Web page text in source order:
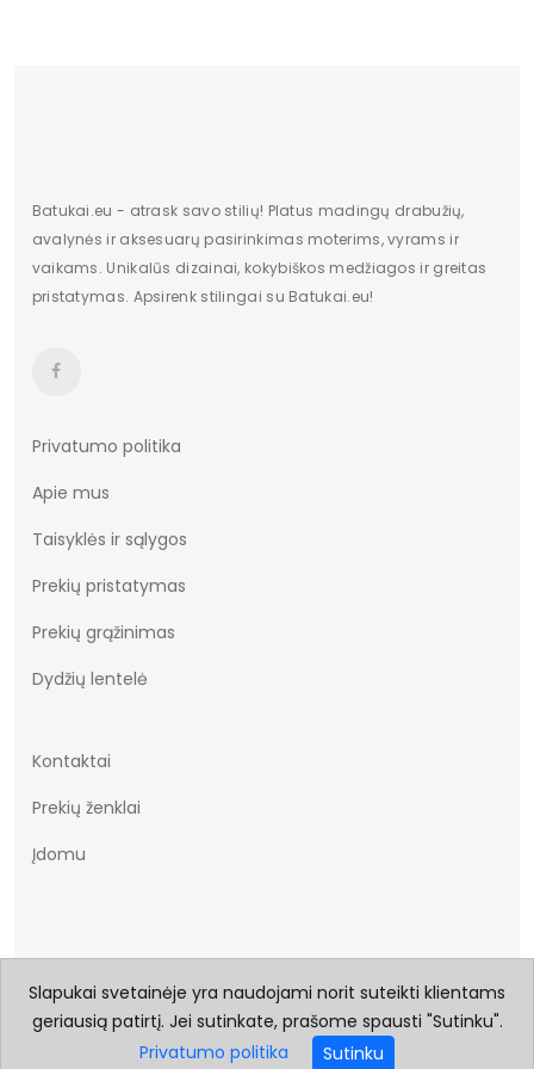
Batukai.eu - atrask savo stilių! Platus madingų drabužių,
avalynės ir aksesuarų pasirinkimas moterims, vyrams ir
vaikams. Unikalūs dizainai, kokybiškos medžiagos ir greitas
pristatymas. Apsirenk stilingai su Batukai.eu!
Privatumo politika
Apie mus
Taisyklės ir sąlygos
Prekių pristatymas
Prekių grąžinimas
Dydžių lentelė
Kontaktai
Prekių ženklai
Įdomu
© 2026 Visos teisės saugomos Batukai.eu
Slapukai svetainėje yra naudojami norit suteikti klientams
geriausią patirtį. Jei sutinkate, prašome spausti "Sutinku".
Privatumo politika
Sutinku